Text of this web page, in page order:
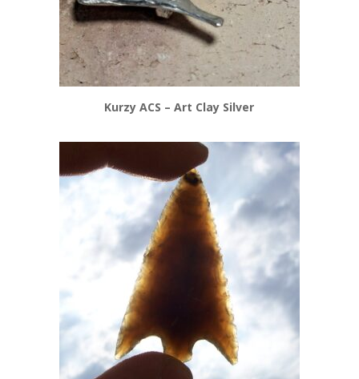
Kurzy ACS – Art Clay Silver